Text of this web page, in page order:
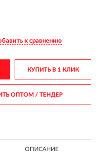
к сравнению
КУПИТЬ В 1 КЛИК
ОПТОМ/ ТЕНДЕР
ОПИСАНИЕ